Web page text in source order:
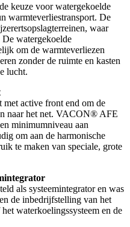
keuze voor watergekoelde
warmteverliestransport. De
waar
watergekoelde
om de warmteverliezen
zonder de ruimte en kasten
lucht.
met active front end om de
naar het net. VACON® AFE
minimumniveau aan
om aan de harmonische
te maken van speciale, grote
als systeemintegrator en was
de inbedrijfstelling van het
waterkoelingssysteem en de